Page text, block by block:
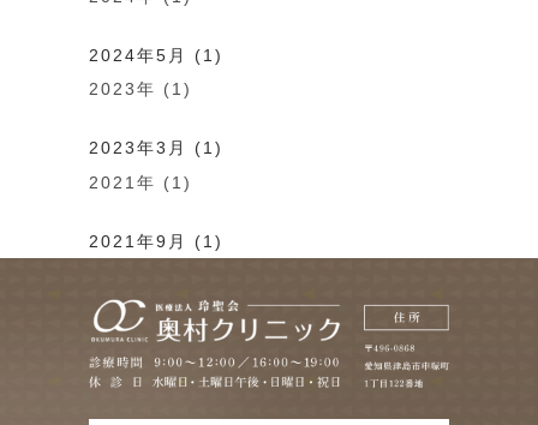
2024年5月 (1)
2023年 (1)
2023年3月 (1)
2021年 (1)
2021年9月 (1)